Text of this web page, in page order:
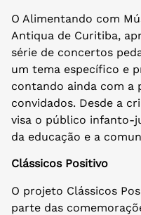
O Alimentando com
Antiqua de Curitiba,
série de concertos
um tema específico e
contando ainda com a
convidados. Desde a
visa o público infanto-
da educação e a
Clássicos Positivo
O projeto Clássicos
parte das